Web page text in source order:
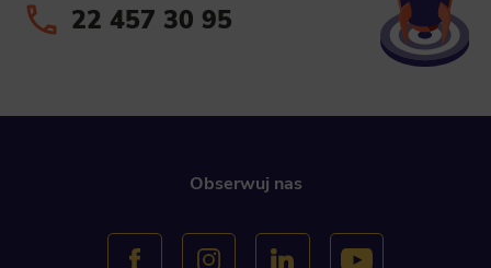
22 457 30 95
Obserwuj nas